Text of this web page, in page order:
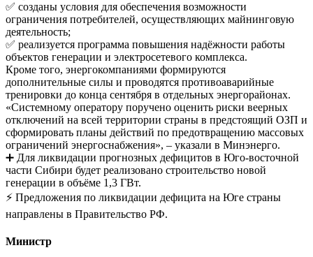
✅ созданы условия для обеспечения возможности
ограничения потребителей, осуществляющих майнинговую
деятельность;
✅ реализуется программа повышения надёжности работы
объектов генерации и электросетевого комплекса.
Кроме того, энергокомпаниями формируются
дополнительные силы и проводятся противоаварийные
тренировки до конца сентября в отдельных энергорайонах.
«Системному оператору поручено оценить риски веерных
отключений на всей территории страны в предстоящий ОЗП и
сформировать планы действий по предотвращению массовых
ограничений энергоснабжения», – указали в Минэнерго.
➕ Для ликвидации прогнозных дефицитов в Юго-восточной
части Сибири будет реализовано строительство новой
генерации в объёме 1,3 ГВт.
⚡️ Предложения по ликвидации дефицита на Юге страны
направлены в Правительство РФ.
Министр